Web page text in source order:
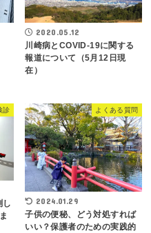
2020.05.12
川崎病とCOVID-19に関する
報道について（5月12日現
在）
診
し
よくある質問
2024.01.29
子供の便秘、どう対処すれば
いい？保護者のための実践的